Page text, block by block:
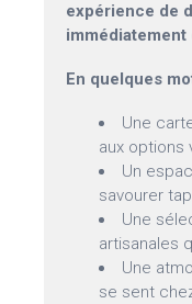
expérience de
immédiatement
En quelques
Une
aux options
Un
savourer
Une
artisanales
Une
se sent